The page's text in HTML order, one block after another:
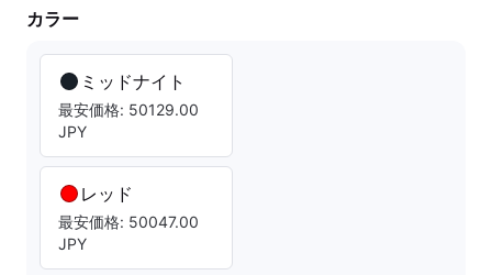
カラー
ミッドナイト
最安価格: 50129.00
JPY
レッド
最安価格: 50047.00
JPY